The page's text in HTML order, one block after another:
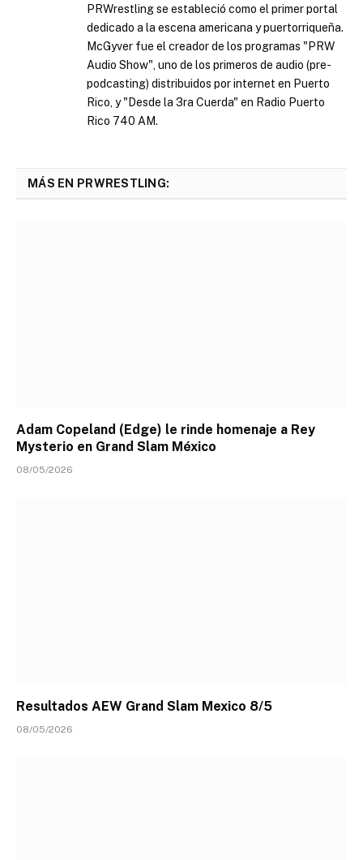
PRWrestling se estableció como el primer portal
dedicado a la escena americana y puertorriqueña.
McGyver fue el creador de los programas "PRW
Audio Show", uno de los primeros de audio (pre-
podcasting) distribuidos por internet en Puerto
Rico, y "Desde la 3ra Cuerda" en Radio Puerto
Rico 740 AM.
MÁS EN PRWRESTLING:
Adam Copeland (Edge) le rinde homenaje a Rey
Mysterio en Grand Slam México
08/05/2026
Resultados AEW Grand Slam Mexico 8/5
08/05/2026